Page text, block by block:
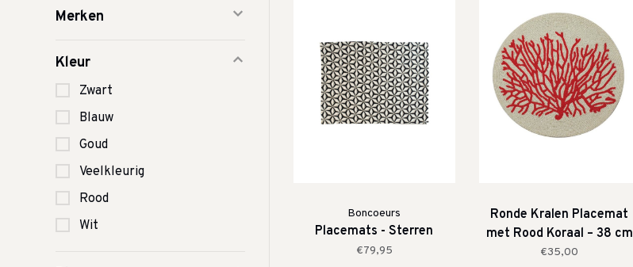
Merken
Kleur
Zwart
Blauw
Goud
Veelkleurig
Rood
Wit
Boncoeurs
Placemats - Sterren
€79,95
Ronde Kralen Placemat
met Rood Koraal – 38 cm
€35,00